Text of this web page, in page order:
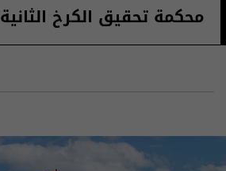
محكمة تحقيق الكرخ الثانية